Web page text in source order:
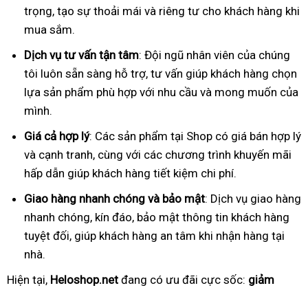
trọng, tạo sự thoải mái và riêng tư cho khách hàng khi
mua sắm.
Dịch vụ tư vấn tận tâm: Đội ngũ nhân viên của chúng
tôi luôn sẵn sàng hỗ trợ, tư vấn giúp khách hàng chọn
lựa sản phẩm phù hợp với nhu cầu và mong muốn của
mình.
Giá cả hợp lý: Các sản phẩm tại Shop có giá bán hợp lý
và cạnh tranh, cùng với các chương trình khuyến mãi
hấp dẫn giúp khách hàng tiết kiệm chi phí.
Giao hàng nhanh chóng và bảo mật: Dịch vụ giao hàng
nhanh chóng, kín đáo, bảo mật thông tin khách hàng
tuyệt đối, giúp khách hàng an tâm khi nhận hàng tại
nhà.
Hiện tại, Heloshop.net đang có ưu đãi cực sốc: giảm